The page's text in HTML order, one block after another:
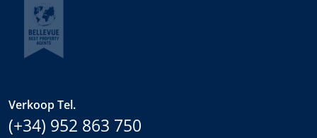
Verkoop Tel.
(+34) 952 863 750